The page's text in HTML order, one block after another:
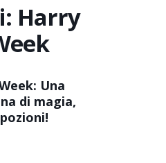
Harry
Una
di magia,